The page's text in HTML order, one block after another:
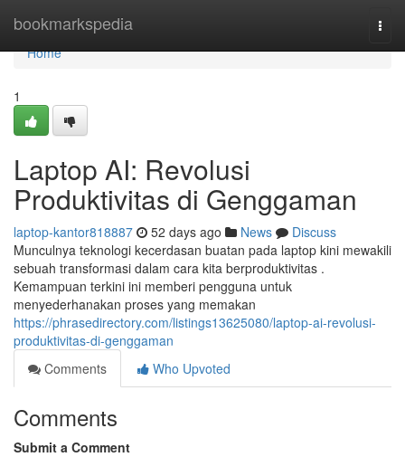
bookmarkspedia
Home
Home
1
Laptop AI: Revolusi
Produktivitas di Genggaman
laptop-kantor818887 52 days ago News
Discuss
Munculnya teknologi kecerdasan buatan pada laptop kini mewakili
sebuah transformasi dalam cara kita berproduktivitas .
Kemampuan terkini ini memberi pengguna untuk
menyederhanakan proses yang memakan
https://phrasedirectory.com/listings13625080/laptop-ai-revolusi-
produktivitas-di-genggaman
Comments
Who Upvoted
Comments
Submit a Comment